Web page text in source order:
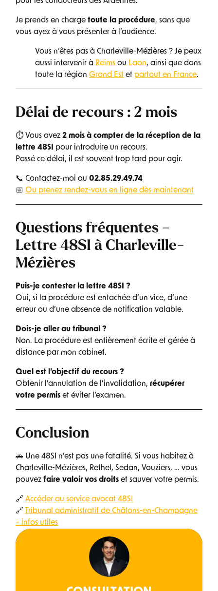
Je prends en charge toute la procédure, sans que
vous ayez à vous présenter à l’audience.
Vous n’êtes pas à Charleville-Mézières ? Je peux
aussi intervenir à Reims ou Laon, ainsi que dans
toute la région Grand Est et partout en France.
Délai de recours : 2 mois
⏱ Vous avez 2 mois à compter de la réception de la
lettre 48SI
pour introduire un recours.
Passé ce délai, il est souvent trop tard pour agir.
📞 Contactez-moi au 02.85.29.49.74
📅 Ou prenez rendez-vous en ligne dès maintenant
Questions fréquentes –
Lettre 48SI à Charleville-
Mézières
Puis-je contester la lettre 48SI ?
Oui, si la procédure est entachée d’un vice, d’une
erreur ou d’une absence de notification valable.
Dois-je aller au tribunal ?
Non. La procédure est entièrement écrite et gérée à
distance par mon cabinet.
Quel est l’objectif du recours ?
Obtenir l’annulation de l’invalidation, récupérer
votre permis et éviter l’examen.
Conclusion
🚗 Une 48SI n’est pas une fatalité. Si vous habitez à
Charleville-Mézières, Rethel, Sedan, Vouziers, … vous
pouvez faire valoir vos droits et sauver votre permis.
🔗 Accéder au service avocat 48SI
🔗
Tribunal administratif de Châlons-en-Champagne
– infos utiles